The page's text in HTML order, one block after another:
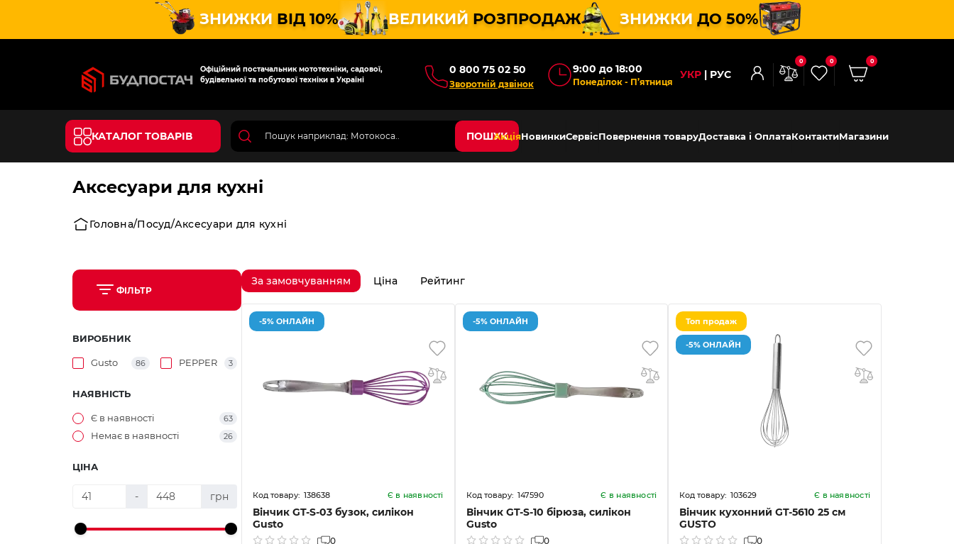
ЗНИЖКИ ВІД 10% ВЕЛИКИЙ РОЗПРОДАЖ ЗНИЖКИ ДО 50%
Офіційний постачальник мототехніки, садової,
будівельної та побутової техніки в Україні
0 800 75 02 50
Зворотній дзвінок
9:00 до 18:00
Понеділок - П’ятниця
УКР РУС
0 0 0
КАТАЛОГ ТОВАРІВ ПОШУКАкціяНовинкиСервісПовернення товаруДоставка і ОплатаКонтактиМагазини
Аксесуари для кухні
Головна Посуд Аксесуари для кухні
ФІЛЬТР
ВИРОБНИК
Gusto 86 PEPPER 3
НАЯВНІСТЬ
Є в наявності 63
Немає в наявності 26
ЦІНА
- грн
За замовчуванням Ціна Рейтинг
-5% ОНЛАЙН
138638 Є в наявності
Вінчик GT-S-03 бузок, силікон
Gusto
0
-5% ОНЛАЙН
147590 Є в наявності
Вінчик GT-S-10 бірюза, силікон
Gusto
0
Топ продаж
-5% ОНЛАЙН
103629 Є в наявності
Вінчик кухонний GT-5610 25 см
GUSTO
0